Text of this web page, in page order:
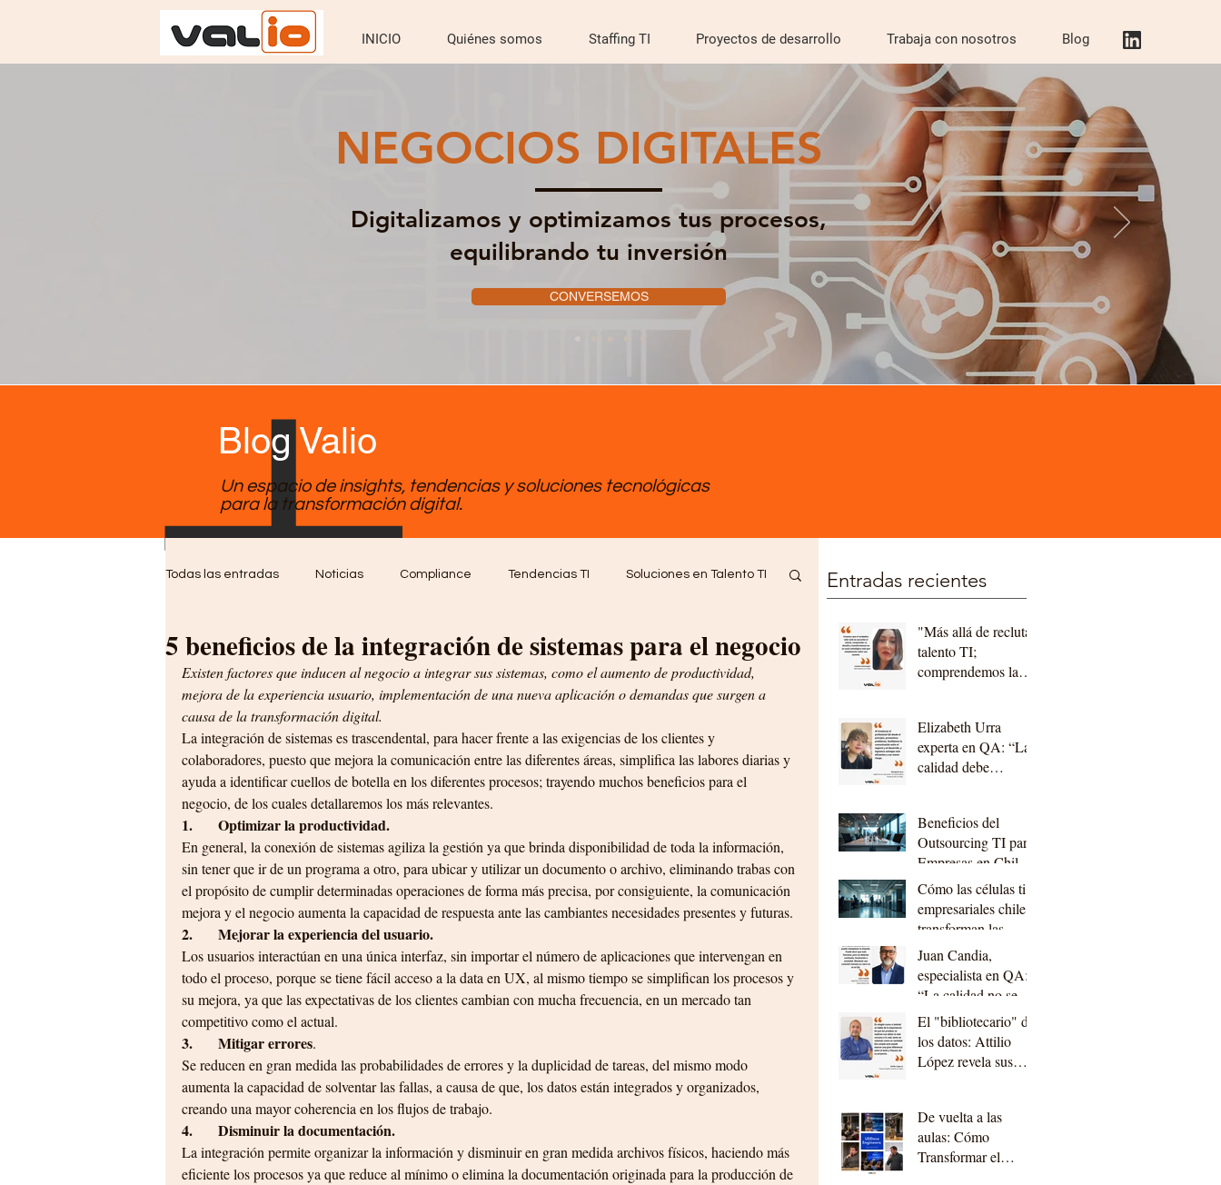
INICIO Quiénes somos Staffing TI Proyectos de desarrollo Trabaja con nosotros Blog
NEGOCIOS DIGITALES
Digitalizamos y optimizamos tus procesos,
equilibrando tu inversión
CONVERSEMOS
Blog Valio
Un espacio de insights, tendencias y soluciones tecnológicas
para la transformación digital.
Todas las entradas Noticias Compliance Tendencias TI Soluciones en Talento TI
Soporte TI Desarrollo de Software Empleo Tips
5 beneficios de la integración de sistemas para el negocio
Existen factores que inducen al negocio a integrar sus sistemas, como el aumento de productividad,
mejora de la experiencia usuario, implementación de una nueva aplicación o demandas que surgen a
causa de la transformación digital.
La integración de sistemas es trascendental, para hacer frente a las exigencias de los clientes y
colaboradores, puesto que mejora la comunicación entre las diferentes áreas, simplifica las labores diarias y
ayuda a identificar cuellos de botella en los diferentes procesos; trayendo muchos beneficios para el
negocio, de los cuales detallaremos los más relevantes.
1.       Optimizar la productividad.
En general, la conexión de sistemas agiliza la gestión ya que brinda disponibilidad de toda la información,
sin tener que ir de un programa a otro, para ubicar y utilizar un documento o archivo, eliminando trabas con
el propósito de cumplir determinadas operaciones de forma más precisa, por consiguiente, la comunicación
mejora y el negocio aumenta la capacidad de respuesta ante las cambiantes necesidades presentes y futuras.
2.       Mejorar la experiencia del usuario.
Los usuarios interactúan en una única interfaz, sin importar el número de aplicaciones que intervengan en
todo el proceso, porque se tiene fácil acceso a la data en UX, al mismo tiempo se simplifican los procesos y
su mejora, ya que las expectativas de los clientes cambian con mucha frecuencia, en un mercado tan
competitivo como el actual.
3.       Mitigar errores.
Se reducen en gran medida las probabilidades de errores y la duplicidad de tareas, del mismo modo
aumenta la capacidad de solventar las fallas, a causa de que, los datos están integrados y organizados,
creando una mayor coherencia en los flujos de trabajo.
4.       Disminuir la documentación.
La integración permite organizar la información y disminuir en gran medida archivos físicos, haciendo más
eficiente los procesos ya que reduce al mínimo o elimina la documentación originada para la producción de
Entradas recientes
"Más allá de reclutar
talento TI;
comprendemos la
nuestros clientes,
construyendo
relaciones a largo
Elizabeth Urra
experta en QA: “La
calidad debe
planificación”
Beneficios del
Outsourcing TI para
Empresas en Chile:
outsourcing ti
beneficios chile
Cómo las células ti
empresariales chile
transforman las
empresas
Juan Candia,
especialista en QA:
“La calidad no se
trata solo de que el
sistema funcione,
sino de que el
usuario no tenga que
El "bibliotecario" de
los datos: Attilio
López revela sus
De vuelta a las
aulas: Cómo
Transformar el